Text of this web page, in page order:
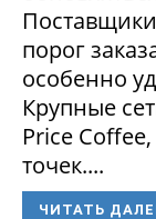
порог
особенно
Крупные
Price
точек....
ЧИТАТЬ